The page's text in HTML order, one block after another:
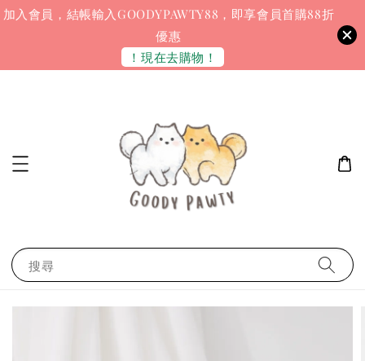
加入會員，結帳輸入GOODYPAWTY88，即享會員首購88折
優惠
！現在去購物！
搜尋